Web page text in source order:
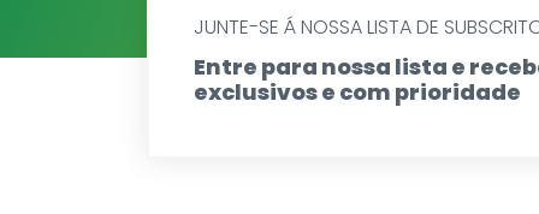
JUNTE-SE Á NOSSA LISTA DE
Entre para nossa lista e
exclusivos e com prioridade